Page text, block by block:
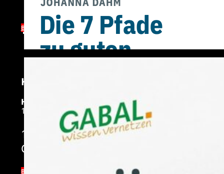
BUY NOW
Künstliche Intelligenz
HARDCOVER EDITION
19,99€
12 internationale PraxisexpertInnen
Coaching und Training. Ein Muss für
BUY NOW